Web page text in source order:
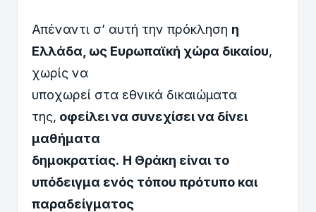
Απέναντι σ’ αυτή την πρόκληση η
Ελλάδα, ως Ευρωπαϊκή χώρα δικαίου,
χωρίς να
υποχωρεί στα εθνικά δικαιώματα
της, οφείλει να συνεχίσει να δίνει
μαθήματα
δημοκρατίας. Η Θράκη είναι το
υπόδειγμα ενός τόπου πρότυπο και
παραδείγματος